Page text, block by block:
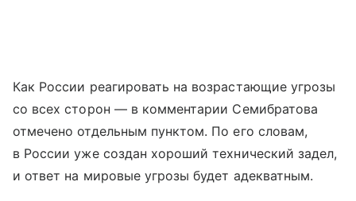
Как России реагировать на возрастающие угрозы
со всех сторон — в комментарии Семибратова
отмечено отдельным пунктом. По его словам,
в России уже создан хороший технический задел,
и ответ на мировые угрозы будет адекватным.